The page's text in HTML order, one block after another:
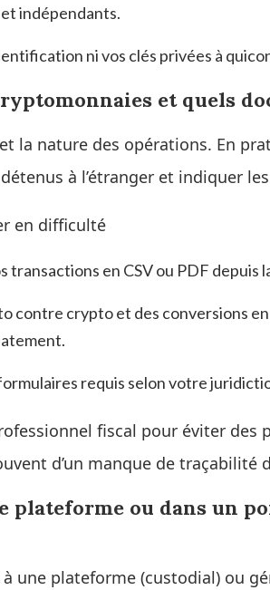
et indépendants.
ni vos clés privées à
et quels
la nature des opérations. En
à l’étranger et indiquer
en difficulté
en CSV ou PDF depuis
contre crypto et des conversions
requis selon votre
fiscal pour éviter des
d’un manque de traçabilité
plateforme ou dans un
une plateforme (custodial) ou